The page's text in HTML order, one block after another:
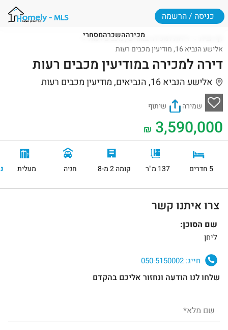
מכירההשכרהמסחרי
כניסה / הרשמה
דירות למכירה במודיעין מכבים רעות
אלישע הנביא 16, מודיעין מכבים רעות
דירה למכירה במודיעין מכבים רעות
אלישע הנביא 16, הנביאים, מודיעין מכבים רעות
שמירה שיתוף
3,590,000
₪
5 חדרים 137 מ"ר קומה 2 מ-8 חניה מעלית
צרו איתנו קשר
שם הסוכן:
ליחן
חייג:
שלחו לנו הודעה ונחזור אליכם בהקדם